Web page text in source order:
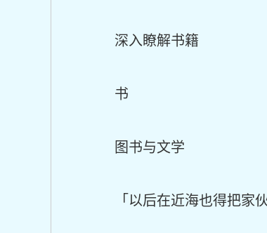
深入瞭解书籍
书
图书与文学
「以后在近海也得把家